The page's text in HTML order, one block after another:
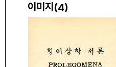
이미지(4)